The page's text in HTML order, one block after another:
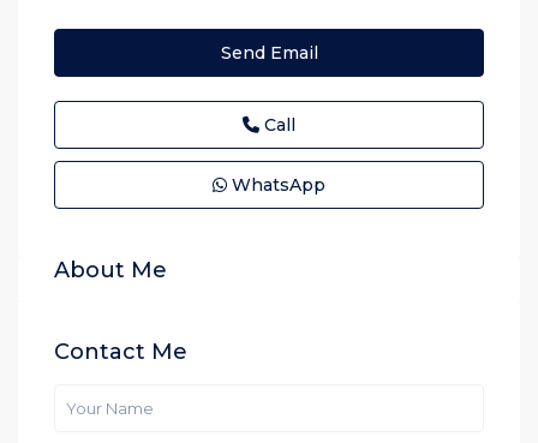
Send Email
Call
WhatsApp
About Me
Contact Me